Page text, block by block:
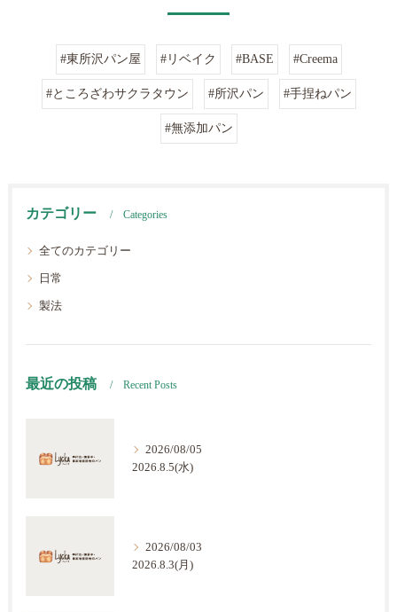
#東所沢パン屋 #リベイク #BASE #Creema
#ところざわサクラタウン #所沢パン #手捏ねパン
#無添加パン
カテゴリー Categories
全てのカテゴリー
日常
製法
最近の投稿 Recent Posts
2026/08/05
2026.8.5(水)
2026/08/03
2026.8.3(月)